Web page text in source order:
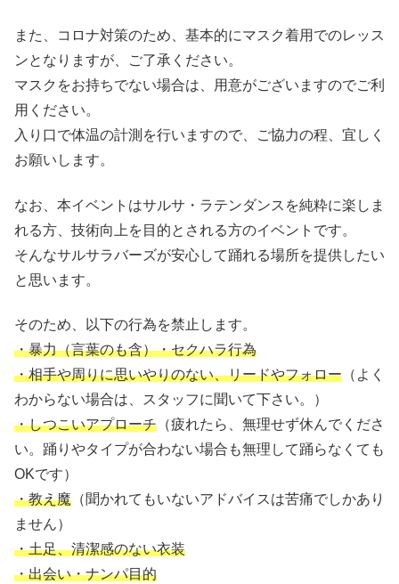
また、コロナ対策のため、基本的にマスク着用でのレッス
ンとなりますが、ご了承ください。
マスクをお持ちでない場合は、用意がございますのでご利
用ください。
入り口で体温の計測を行いますので、ご協力の程、宜しく
お願いします。
なお、本イベントはサルサ・ラテンダンスを純粋に楽しま
れる方、技術向上を目的とされる方のイベントです。
そんなサルサラバーズが安心して踊れる場所を提供したい
と思います。
そのため、以下の行為を禁止します。
・暴力（言葉のも含）・セクハラ行為
・相手や周りに思いやりのない、リードやフォロー （よく
わからない場合は、スタッフに聞いて下さい。）
・しつこいアプローチ （疲れたら、無理せず休んでくださ
い。踊りやタイプが合わない場合も無理して踊らなくても
OKです）
・教え魔 （聞かれてもいないアドバイスは苦痛でしかあり
ません）
・土足、清潔感のない衣装
・出会い・ナンパ目的